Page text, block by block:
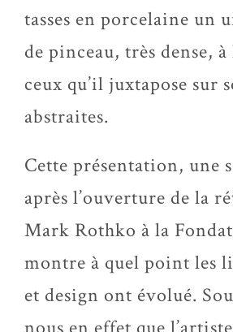
tasses en porcelaine un
de pinceau, très dense, à
ceux qu’il juxtapose sur
abstraites.
Cette présentation, une
après l’ouverture de la
Mark Rothko à la
montre à quel point les
et design ont évolué.